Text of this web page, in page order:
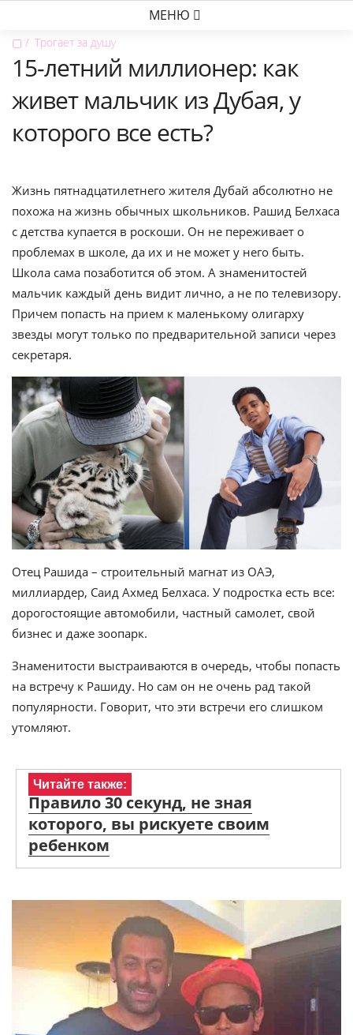
МЕНЮ
▢ Трогает за душу
15-летний миллионер: как
живет мальчик из Дубая, у
которого все есть?
Жизнь пятнадцатилетнего жителя Дубай абсолютно не
похожа на жизнь обычных школьников. Рашид Белхаса
с детства купается в роскоши. Он не переживает о
проблемах в школе, да их и не может у него быть.
Школа сама позаботится об этом. А знаменитостей
мальчик каждый день видит лично, а не по телевизору.
Причем попасть на прием к маленькому олигарху
звезды могут только по предварительной записи через
секретаря.
Отец Рашида – строительный магнат из ОАЭ,
миллиардер, Саид Ахмед Белхаса. У подростка есть все:
дорогостоящие автомобили, частный самолет, свой
бизнес и даже зоопарк.
Знаменитости выстраиваются в очередь, чтобы попасть
на встречу к Рашиду. Но сам он не очень рад такой
популярности. Говорит, что эти встречи его слишком
утомляют.
Читайте также:
Правило 30 секунд, не зная
которого, вы рискуете своим
ребенком